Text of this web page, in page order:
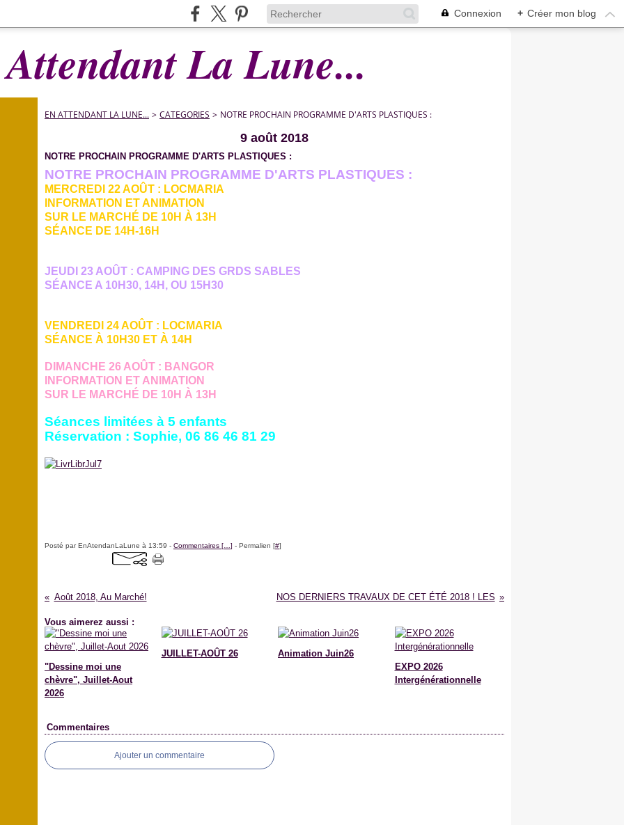
Connexion + Créer mon blog
La Lune...
EN ATTENDANT LA LUNE... > CATEGORIES > NOTRE PROCHAIN PROGRAMME D'ARTS PLASTIQUES :
9 août 2018
NOTRE PROCHAIN PROGRAMME D'ARTS PLASTIQUES :
NOTRE PROCHAIN PROGRAMME D'ARTS PLASTIQUES :
MERCREDI 22 AOÛT : LOCMARIA
INFORMATION ET ANIMATION
SUR LE MARCHÉ DE 10H À 13H
SÉANCE DE 14H-16H
JEUDI 23 AOÛT : CAMPING DES GRDS SABLES
SÉANCE A 10H30, 14H, OU 15H30
VENDREDI 24 AOÛT : LOCMARIA
SÉANCE À 10H30 ET À 14H
DIMANCHE 26 AOÛT : BANGOR
INFORMATION ET ANIMATION
SUR LE MARCHÉ DE 10H À 13H
Séances limitées à 5 enfants
Réservation : Sophie, 06 86 46 81 29
Posté par EnAtendanLaLune à 13:59 - Commentaires [ ] - Permalien [#]
Août 2018, Au Marché! NOS DERNIERS TRAVAUX DE CET ÉTÉ 2018 ! LES
Vous aimerez aussi :
"Dessine moi une
chèvre", Juillet-Aout
2026
JUILLET-AOÛT 26
Animation Juin26
EXPO 2026
Intergénérationnelle
Commentaires
Ajouter un commentaire